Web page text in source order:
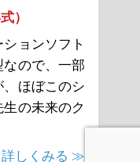
）
ョンソフト
なので、一部
ほぼこのシ
の未来のク
詳しくみる ≫